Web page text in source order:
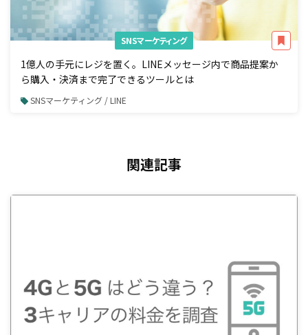
SNSマーケティング
1億人の手元にレジを置く。LINEメッセージ内で商品提案か
ら購入・決済まで完了できるツールとは
SNSマーケティング / LINE
関連記事